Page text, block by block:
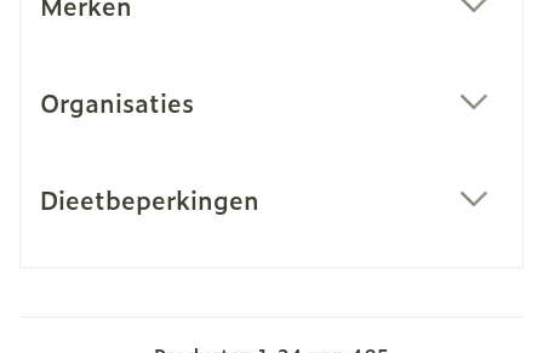
Organisaties
Dieetbeperkingen